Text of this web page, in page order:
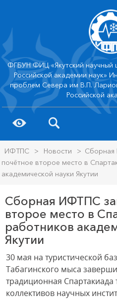
ФГБУН ФИЦ «Якутский научный
Российской академии наук»
проблем Севера им В.П.
Российской
ИФТПС > Новости > Сборная
почётное второе место в
академической науки Якутии
Сборная ИФТПС
второе место в
работников
Якутии
30 мая на туристической
Табагинского мыса
традиционная Спартакиада
коллективов научных